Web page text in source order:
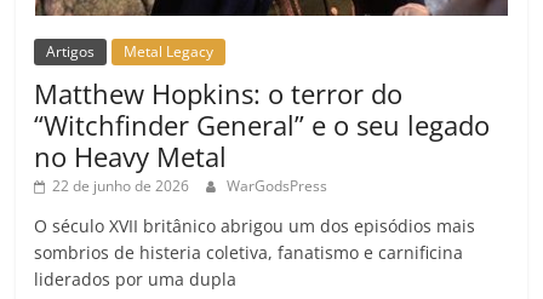
Artigos Metal Legacy
Matthew Hopkins: o terror do
“Witchfinder General” e o seu legado
no Heavy Metal
22 de junho de 2026 WarGodsPress
O século XVII britânico abrigou um dos episódios mais
sombrios de histeria coletiva, fanatismo e carnificina
liderados por uma dupla